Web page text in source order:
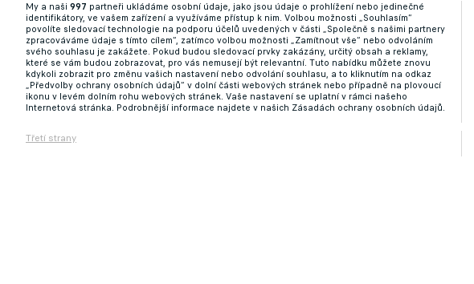
My a naši 997 partneři ukládáme osobní údaje, jako jsou údaje o prohlížení nebo jedinečné
identifikátory, ve vašem zařízení a využíváme přístup k nim. Volbou možnosti „Souhlasím“
povolíte sledovací technologie na podporu účelů uvedených v části „Společně s našimi partnery
zpracováváme údaje s tímto cílem“, zatímco volbou možnosti „Zamítnout vše“ nebo odvoláním
svého souhlasu je zakážete. Pokud budou sledovací prvky zakázány, určitý obsah a reklamy,
které se vám budou zobrazovat, pro vás nemusejí být relevantní. Tuto nabídku můžete znovu
kdykoli zobrazit pro změnu vašich nastavení nebo odvolání souhlasu, a to kliknutím na odkaz
„Předvolby ochrany osobních údajů“ v dolní části webových stránek nebo případně na plovoucí
ikonu v levém dolním rohu webových stránek. Vaše nastavení se uplatní v rámci našeho
Internetová stránka. Podrobnější informace najdete v našich Zásadách ochrany osobních údajů.
Třetí strany